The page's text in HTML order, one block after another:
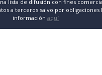
lista de difusión con fines
a terceros salvo por obligaciones
información aquí